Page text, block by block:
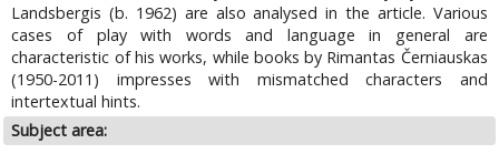
Landsbergis (b. 1962) are also analysed in the article. Various
cases of play with words and language in general are
characteristic of his works, while books by Rimantas Černiauskas
(1950-2011) impresses with mismatched characters and
intertextual hints.
Subject area: